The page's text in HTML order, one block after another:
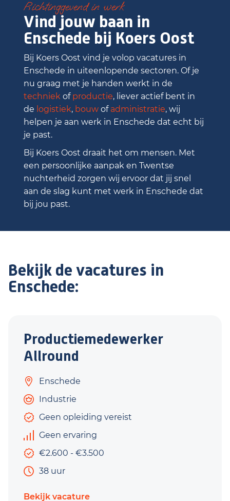
Richtinggevend in werk
Vind jouw baan in
Enschede bij Koers Oost
Bij Koers Oost vind je volop vacatures in
Enschede in uiteenlopende sectoren. Of je
nu graag met je handen werkt in de
techniek of productie, liever actief bent in
de logistiek, bouw of administratie, wij
helpen je aan werk in Enschede dat echt bij
je past.
Bij Koers Oost draait het om mensen. Met
een persoonlijke aanpak en Twentse
nuchterheid zorgen wij ervoor dat jij snel
aan de slag kunt met werk in Enschede dat
bij jou past.
Bekijk de vacatures in
Enschede:
Productiemedewerker
Allround
Enschede
Industrie
Geen opleiding vereist
Geen ervaring
€2.600 - €3.500
38 uur
Bekijk vacature